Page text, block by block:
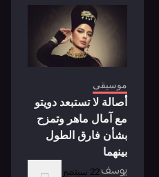
موسيقى
أصالة لا تستبعد دويتو
مع آمال ماهر وتمزح
بشأن فارق الطول
بينهما
يوسف
22 سبتمبر